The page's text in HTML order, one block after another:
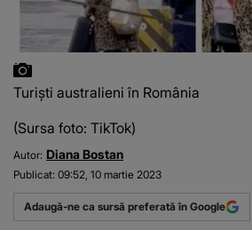
Turiști australieni în România
(Sursa foto: TikTok)
Autor: Diana Bostan
Publicat: 09:52, 10 martie 2023
Adaugă-ne ca sursă preferată în Google